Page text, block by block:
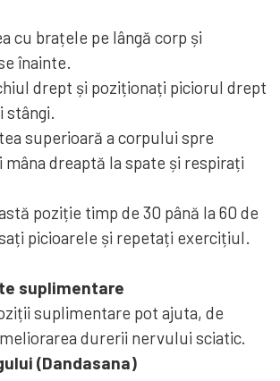
cu brațele pe lângă corp și
înainte.
drept și poziționați piciorul drept
stângi.
superioară a corpului spre
dreaptă la spate și respirați
poziție timp de 30 până la 60 de
picioarele și repetați exercițiul.
suplimentare
suplimentare pot ajuta, de
durerii nervului sciatic.
(Dandasana)